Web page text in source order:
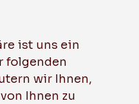
ist uns ein
folgenden
wir Ihnen,
Ihnen zu